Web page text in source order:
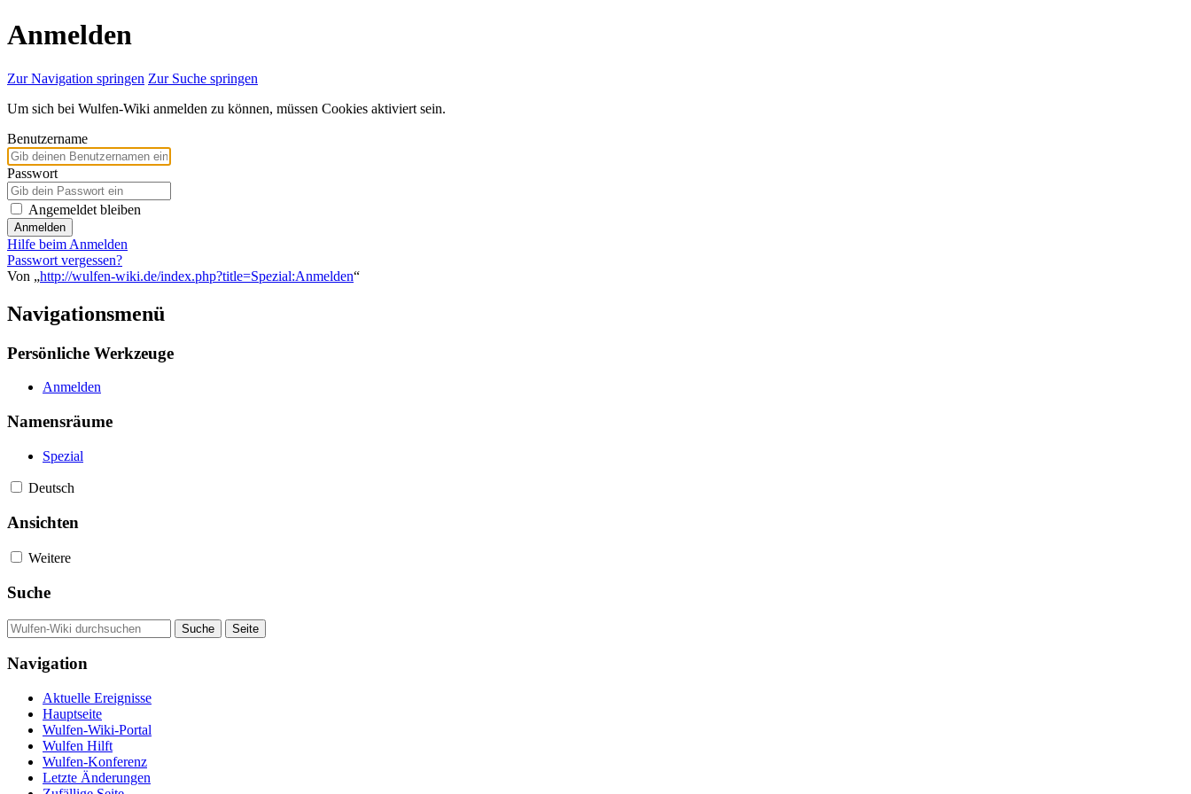
Anmelden
Zur Navigation springen Zur Suche springen
Um sich bei Wulfen-Wiki anmelden zu können, müssen Cookies aktiviert sein.
Benutzername
Passwort
Angemeldet bleiben
Anmelden
Hilfe beim Anmelden
Passwort vergessen?
Von „http://wulfen-wiki.de/index.php?title=Spezial:Anmelden“
Navigationsmenü
Persönliche Werkzeuge
Anmelden
Namensräume
Spezial
Deutsch
Ansichten
Weitere
Suche
Navigation
Aktuelle Ereignisse
Hauptseite
Wulfen-Wiki-Portal
Wulfen Hilft
Wulfen-Konferenz
Letzte Änderungen